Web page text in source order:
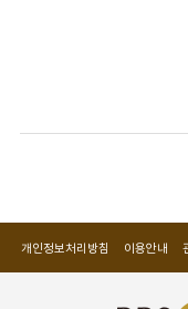
개인정보처리방침 이용안내